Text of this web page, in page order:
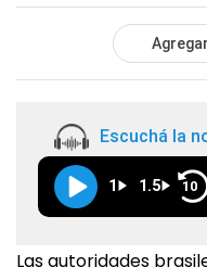
Escuchá la
1 1.5 10
Las autoridades